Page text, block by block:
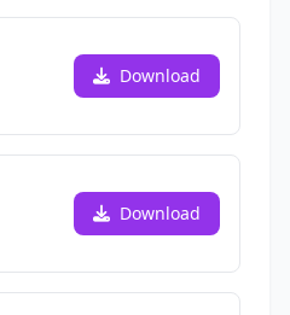
Download
Download